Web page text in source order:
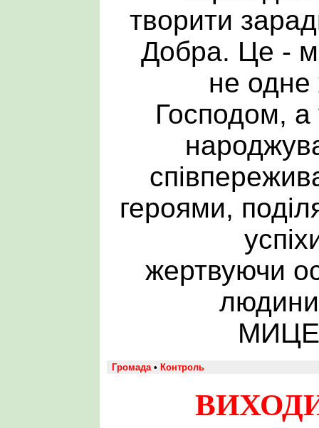
творити
Добра. Це -
не одне
Господом, а
героями,
жертвуючи
Громада • Контроль